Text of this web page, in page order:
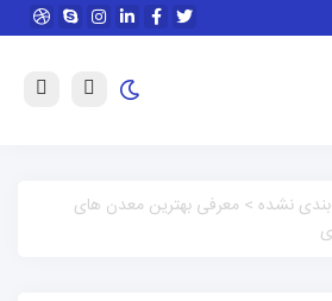
نشده > معرفی بهترین معدن های